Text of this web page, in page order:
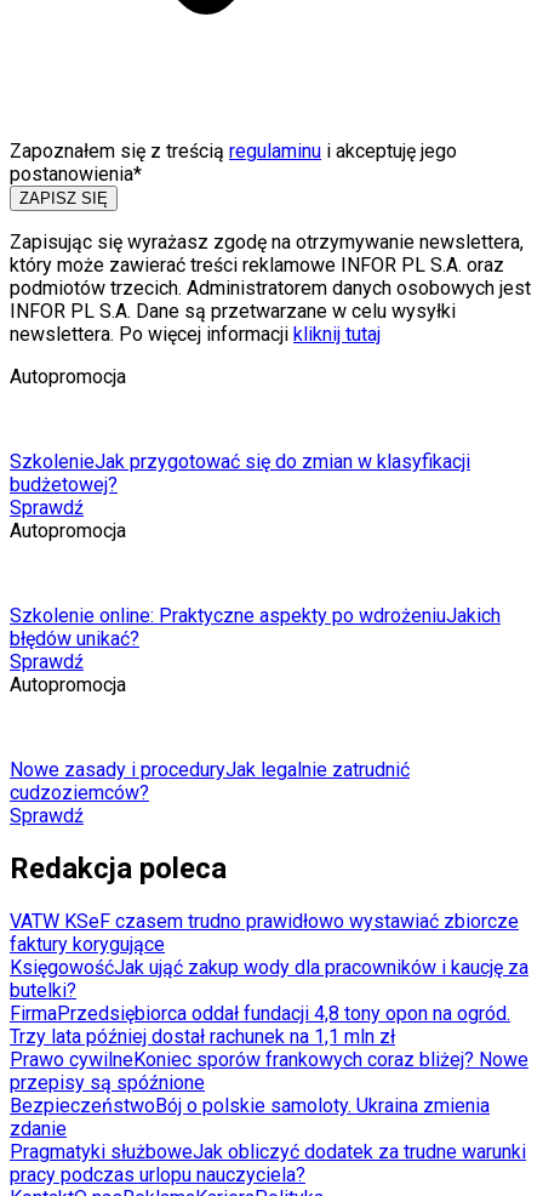
Zapoznałem się z treścią regulaminu i akceptuję jego
postanowienia*
ZAPISZ SIĘ
Zapisując się wyrażasz zgodę na otrzymywanie newslettera,
który może zawierać treści reklamowe INFOR PL S.A. oraz
podmiotów trzecich. Administratorem danych osobowych jest
INFOR PL S.A. Dane są przetwarzane w celu wysyłki
newslettera. Po więcej informacji kliknij tutaj
Autopromocja
SzkolenieJak przygotować się do zmian w klasyfikacji
budżetowej?
Sprawdź
Autopromocja
Szkolenie online: Praktyczne aspekty po wdrożeniuJakich
błędów unikać?
Sprawdź
Autopromocja
Nowe zasady i proceduryJak legalnie zatrudnić
cudzoziemców?
Sprawdź
Redakcja poleca
VATW KSeF czasem trudno prawidłowo wystawiać zbiorcze
faktury korygujące
KsięgowośćJak ująć zakup wody dla pracowników i kaucję za
butelki?
FirmaPrzedsiębiorca oddał fundacji 4,8 tony opon na ogród.
Trzy lata później dostał rachunek na 1,1 mln zł
Prawo cywilneKoniec sporów frankowych coraz bliżej? Nowe
przepisy są spóźnione
BezpieczeństwoBój o polskie samoloty. Ukraina zmienia
zdanie
Pragmatyki służboweJak obliczyć dodatek za trudne warunki
pracy podczas urlopu nauczyciela?